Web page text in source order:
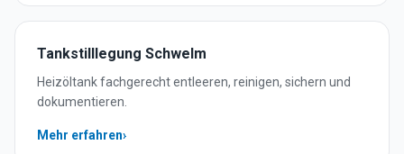
Tankstilllegung Schwelm
Heizöltank fachgerecht entleeren, reinigen, sichern und
dokumentieren.
Mehr erfahren›